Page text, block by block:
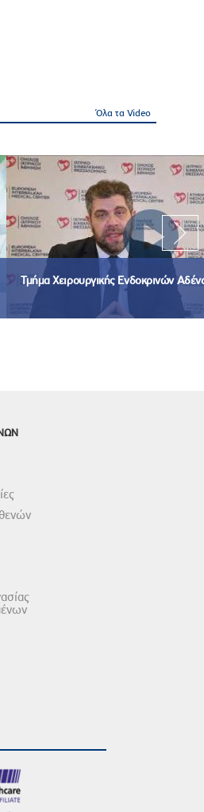
Όλα τα Video
Τμήμα Χειρουργικής Ενδοκρινών